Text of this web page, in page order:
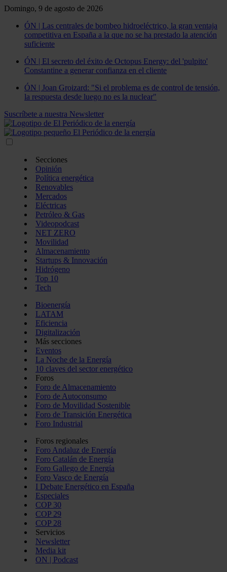
Domingo, 9 de agosto de 2026
ÓN | Las centrales de bombeo hidroeléctrico, la gran ventaja
competitiva en España a la que no se ha prestado la atención
suficiente
ÓN | El secreto del éxito de Octopus Energy: del 'pulpito'
Constantine a generar confianza en el cliente
ÓN | Joan Groizard: "Si el problema es de control de tensión,
la respuesta desde luego no es la nuclear"
Suscríbete a nuestra Newsletter
Secciones
Opinión
Política energética
Renovables
Mercados
Eléctricas
Petróleo & Gas
Videopodcast
NET ZERO
Movilidad
Almacenamiento
Startups & Innovación
Hidrógeno
Top 10
Tech
Bioenergía
LATAM
Eficiencia
Digitalización
Más secciones
Eventos
La Noche de la Energía
10 claves del sector energético
Foros
Foro de Almacenamiento
Foro de Autoconsumo
Foro de Movilidad Sostenible
Foro de Transición Energética
Foro Industrial
Foros regionales
Foro Andaluz de Energía
Foro Catalán de Energía
Foro Gallego de Energía
Foro Vasco de Energía
I Debate Energético en España
Especiales
COP 30
COP 29
COP 28
Servicios
Newsletter
Media kit
ON | Podcast